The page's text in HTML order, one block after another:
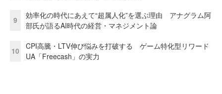
9
効率化の時代にあえて“超属人化”を選ぶ理由 アナグラム阿
部氏が語るAI時代の経営・マネジメント論
10
CPI高騰・LTV伸び悩みを打破する ゲーム特化型リワード
UA「Freecash」の実力